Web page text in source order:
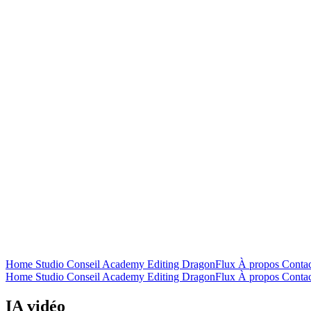
Home Studio Conseil Academy Editing DragonFlux À propos
Home Studio Conseil Academy Editing DragonFlux À propos
IA vidéo